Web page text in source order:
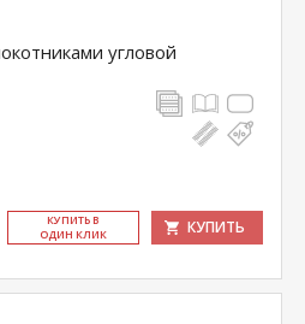
угловой
КУ­ПИТЬ В
ОДИН КЛИК
КУПИТЬ